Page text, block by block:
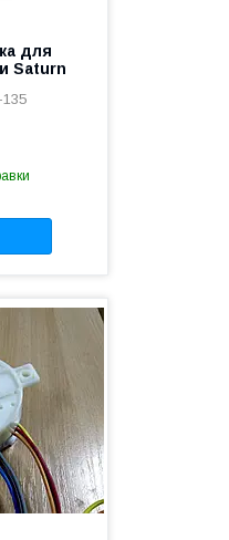
для
Saturn